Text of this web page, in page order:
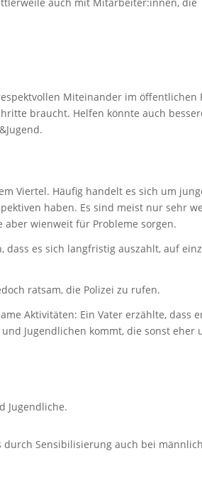
Miteinander im öffentlichen
braucht. Helfen könnte auch
Viertel. Häufig handelt es sich um
haben. Es sind meist nur sehr
wienweit für Probleme sorgen.
es sich langfristig auszahlt, auf
ratsam, die Polizei zu rufen.
Aktivitäten: Ein Vater erzählte, dass
Jugendlichen kommt, die sonst eher
Jugendliche.
Sensibilisierung auch bei